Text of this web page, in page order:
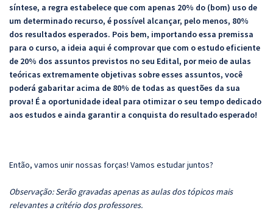
síntese, a regra estabelece que com apenas 20% do (bom) uso de
um determinado recurso, é possível alcançar, pelo menos, 80%
dos resultados esperados. Pois bem, importando essa premissa
para o curso, a ideia aqui é comprovar que com o estudo eficiente
de 20% dos assuntos previstos no seu Edital, por meio de aulas
teóricas extremamente objetivas sobre esses assuntos, você
poderá gabaritar acima de 80% de todas as questões da sua
prova! É a oportunidade ideal para otimizar o seu tempo dedicado
aos estudos e ainda garantir a conquista do resultado esperado!
Então, vamos unir nossas forças! Vamos estudar juntos?
Observação: Serão gravadas apenas as aulas dos tópicos mais
relevantes a critério dos professores.